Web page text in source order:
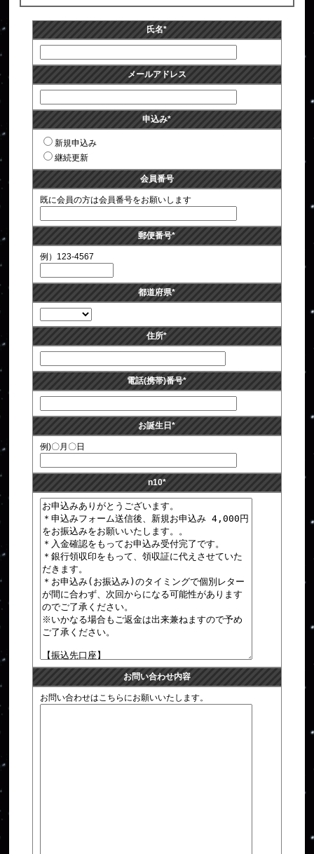
氏名*
メールアドレス
申込み*
新規申込み
継続更新
会員番号
既に会員の方は会員番号をお願いします
郵便番号*
例）123-4567
都道府県*
住所*
電話(携帯)番号*
お誕生日*
例)〇月〇日
n10*
お問い合わせ内容
お問い合わせはこちらにお願いいたします。